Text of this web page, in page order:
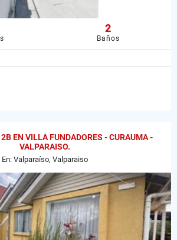
2
Baños
EN VILLA FUNDADORES - CURAUMA -
VALPARAISO.
En: Valparaíso, Valparaiso